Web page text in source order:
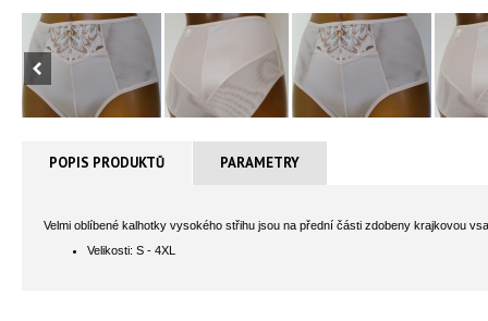
POPIS PRODUKTŮ PARAMETRY
Velmi oblíbené kalhotky vysokého střihu jsou na přední části zdobeny krajkovou
Velikosti: S - 4XL